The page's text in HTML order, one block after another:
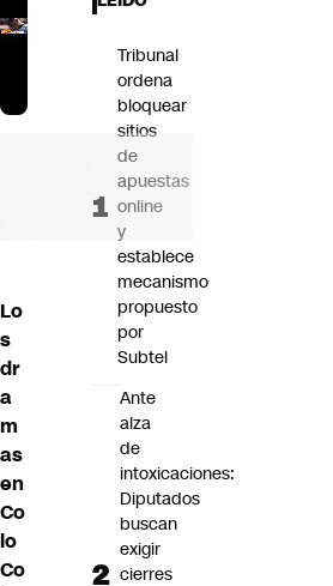
Lo
s
dr
a
m
as
en
Co
lo
Co
Tribunal
ordena
bloquear
sitios
de
apuestas
online
y
establece
mecanismo
propuesto
por
Subtel
Ante
alza
de
intoxicaciones:
Diputados
buscan
exigir
cierres